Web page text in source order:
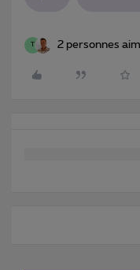
2 personnes